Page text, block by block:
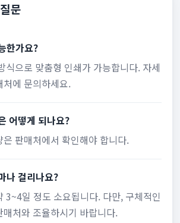
문
한가요?
식으로 맞춤형 인쇄가 가능합니다. 자세
처에 문의하세요.
어떻게 되나요?
은 판매처에서 확인해야 합니다.
나 걸리나요?
3~4일 정도 소요됩니다. 다만, 구체적인
매처와 조율하시기 바랍니다.